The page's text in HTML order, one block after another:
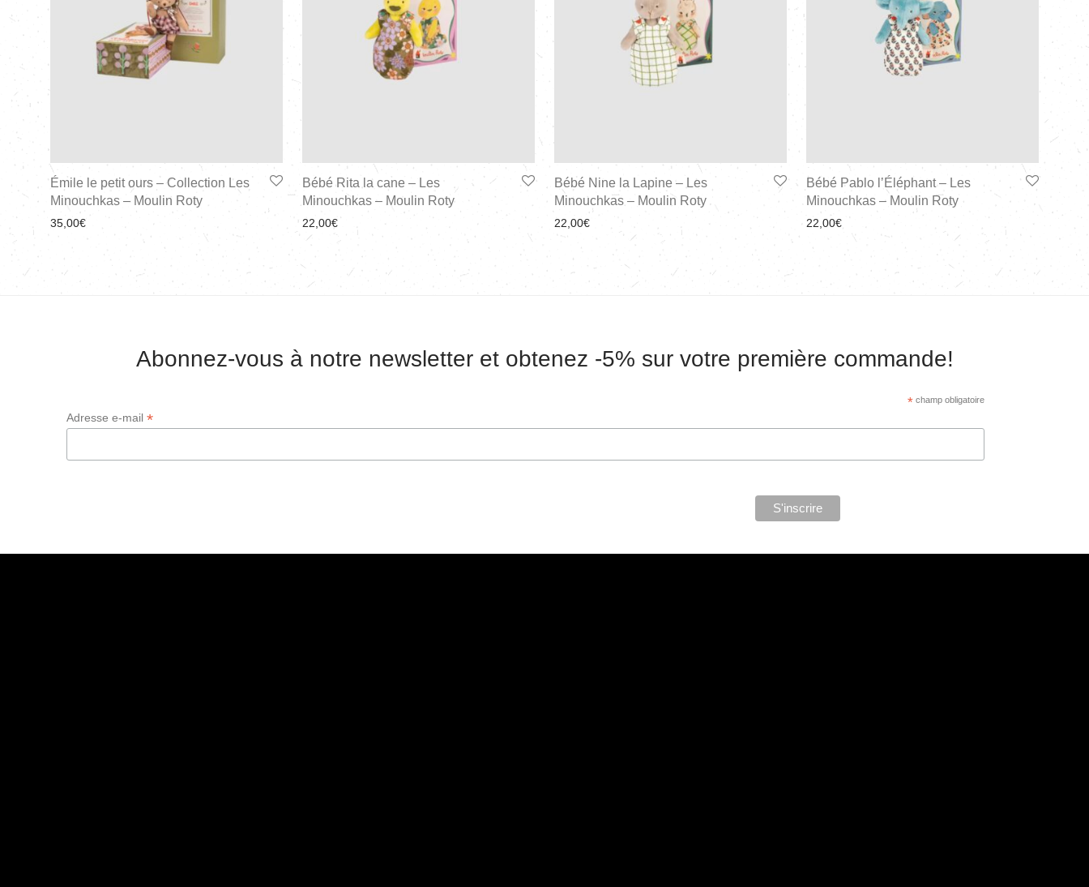
Émile le petit ours – Collection Les
Minouchkas – Moulin Roty
35,00€
Bébé Rita la cane – Les
Minouchkas – Moulin Roty
22,00€
Bébé Nine la Lapine – Les
Minouchkas – Moulin Roty
22,00€
Bébé Pablo l’Éléphant – Les
Minouchkas – Moulin Roty
22,00€
Abonnez-vous à notre newsletter et obtenez -5% sur votre première commande!
*champ obligatoire
Adresse e-mail *